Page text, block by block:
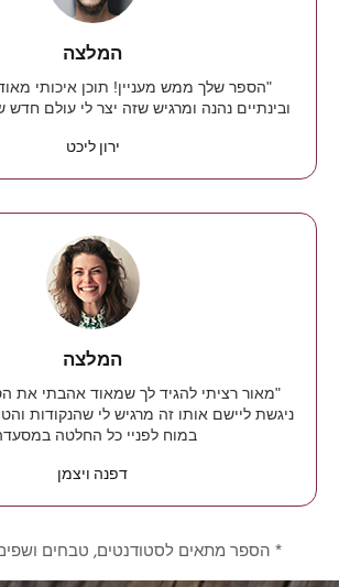
המלצה
ובינתיים נהנה ומרגיש שזה יצר לי עולם חדש
ירון ליכט
המלצה
"מאור רציתי להגיד לך שמאוד אהבתי את
ניגשת ליישם אותו זה מרגיש לי שהנקודות
במוח לפניי כל החלטה
דפנה ויצמן
* הספר מתאים לסטודנטים, טבחים